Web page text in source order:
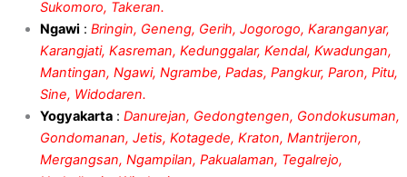
Sukomoro, Takeran.
Ngawi : Bringin, Geneng, Gerih, Jogorogo, Karanganyar,
Karangjati, Kasreman, Kedunggalar, Kendal, Kwadungan,
Mantingan, Ngawi, Ngrambe, Padas, Pangkur, Paron, Pitu,
Sine, Widodaren.
Yogyakarta: Danurejan, Gedongtengen, Gondokusuman,
Gondomanan, Jetis, Kotagede, Kraton, Mantrijeron,
Mergangsan, Ngampilan, Pakualaman, Tegalrejo,